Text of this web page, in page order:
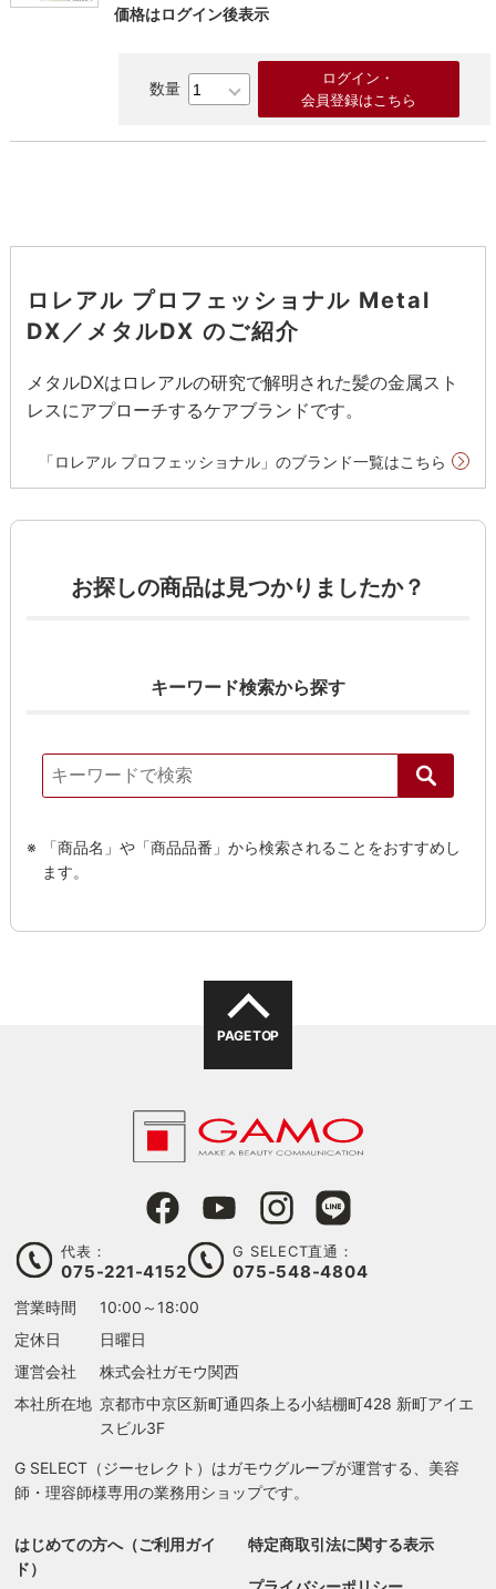
価格はログイン後表示
ログイン・
会員登録はこちら
ロレアル プロフェッショナル Metal
DX／メタルDX のご紹介
メタルDXはロレアルの研究で解明された髪の金属スト
レスにアプローチするケアブランドです。
「ロレアル プロフェッショナル」のブランド一覧はこちら
お探しの商品は見つかりましたか？
キーワード検索から探す
「商品名」や「商品品番」から検索されることをおすすめし
ます。
PAGE TOP
代表：
075-221-4152
G SELECT直通：
075-548-4804
営業時間
10:00～18:00
定休日
日曜日
運営会社
株式会社ガモウ関西
本社所在地 京都市中京区新町通四条上る小結棚町428 新町アイエ
スビル3F
G SELECT（ジーセレクト）はガモウグループが運営する、美容
師・理容師様専用の業務用ショップです。
はじめての方へ（ご利用ガイ
ド）
特定商取引法に関する表示